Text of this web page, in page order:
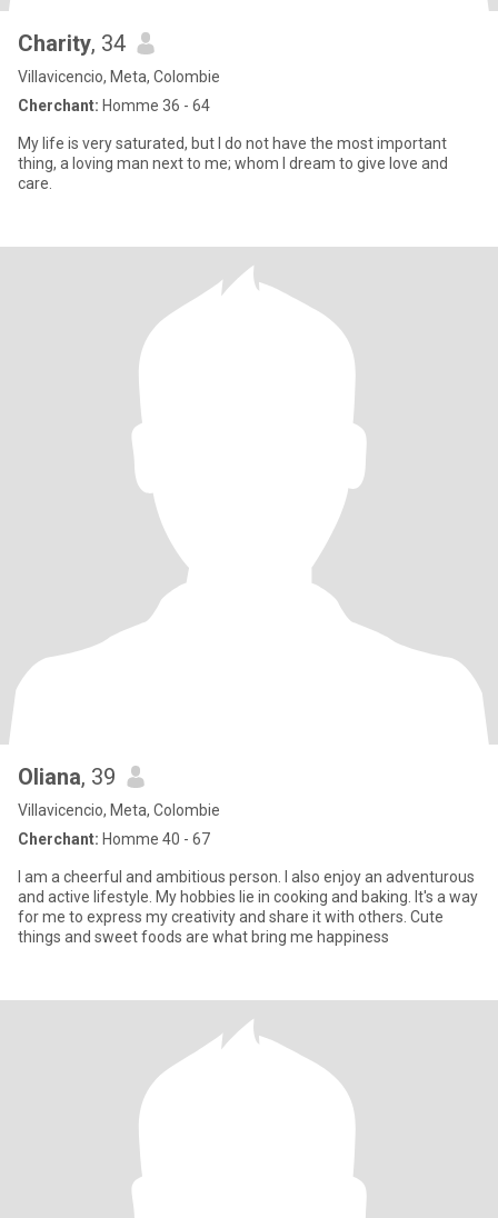
Charity, 34
Villavicencio, Meta, Colombie
Cherchant: Homme 36 - 64
My life is very saturated, but I do not have the most important
thing, a loving man next to me; whom I dream to give love and
care.
Oliana, 39
Villavicencio, Meta, Colombie
Cherchant: Homme 40 - 67
I am a cheerful and ambitious person. I also enjoy an adventurous
and active lifestyle. My hobbies lie in cooking and baking. It's a way
for me to express my creativity and share it with others. Cute
things and sweet foods are what bring me happiness